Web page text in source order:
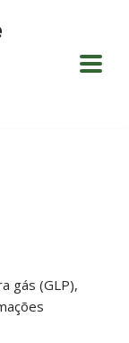
gás (GLP),